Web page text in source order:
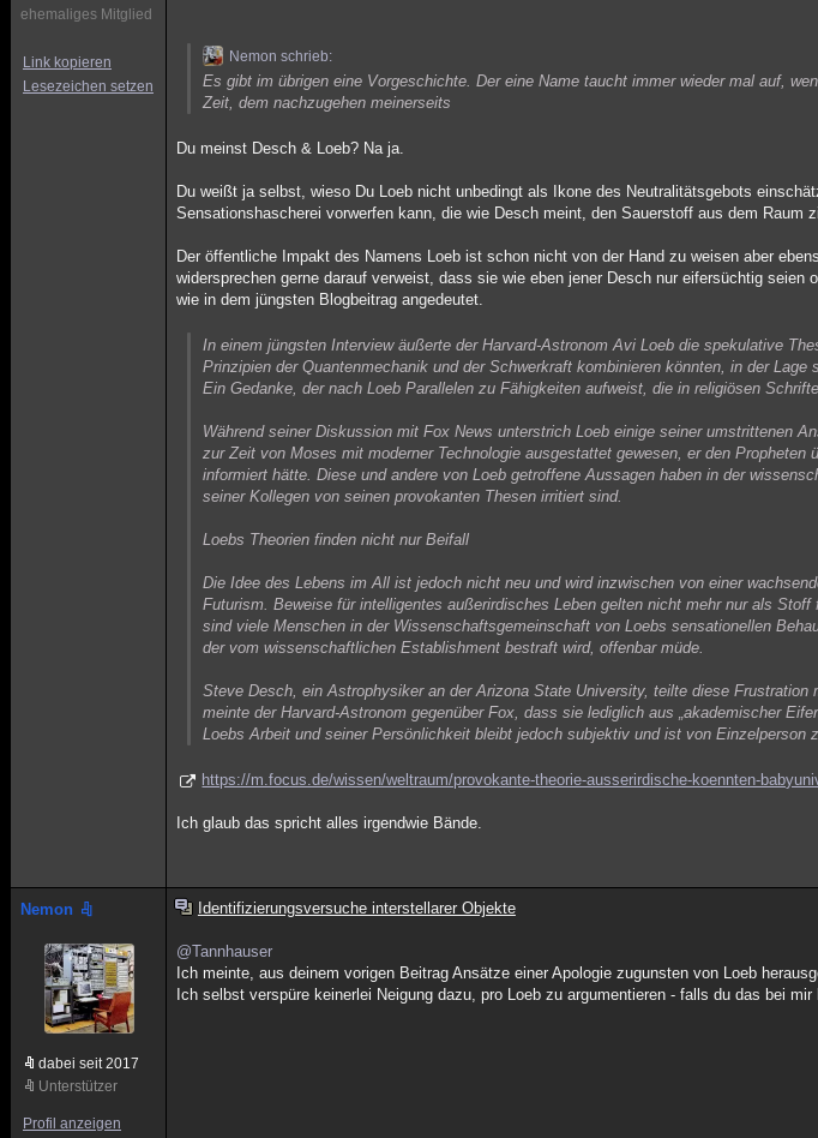
ehemaliges Mitglied
Link kopieren
Lesezeichen setzen
Nemon schrieb:
Es gibt im übrigen eine Vorgeschichte. Der eine Name taucht immer wieder mal auf,
Zeit, dem nachzugehen meinerseits
Du meinst Desch & Loeb? Na ja.
Du weißt ja selbst, wieso Du Loeb nicht unbedingt als Ikone des Neutralitätsgebots
Sensationshascherei vorwerfen kann, die wie Desch meint, den Sauerstoff aus dem Raum
Der öffentliche Impakt des Namens Loeb ist schon nicht von der Hand zu weisen aber
widersprechen gerne darauf verweist, dass sie wie eben jener Desch nur eifersüchtig
wie in dem jüngsten Blogbeitrag angedeutet.
In einem jüngsten Interview äußerte der Harvard-Astronom Avi Loeb die spekulative
Prinzipien der Quantenmechanik und der Schwerkraft kombinieren könnten, in der Lage
Ein Gedanke, der nach Loeb Parallelen zu Fähigkeiten aufweist, die in religiösen
Während seiner Diskussion mit Fox News unterstrich Loeb einige seiner umstrittenen
zur Zeit von Moses mit moderner Technologie ausgestattet gewesen, er den Propheten
informiert hätte. Diese und andere von Loeb getroffene Aussagen haben in der
seiner Kollegen von seinen provokanten Thesen irritiert sind.
Loebs Theorien finden nicht nur Beifall
Die Idee des Lebens im All ist jedoch nicht neu und wird inzwischen von einer
Futurism. Beweise für intelligentes außerirdisches Leben gelten nicht mehr nur als
sind viele Menschen in der Wissenschaftsgemeinschaft von Loebs sensationellen
der vom wissenschaftlichen Establishment bestraft wird, offenbar müde.
Steve Desch, ein Astrophysiker an der Arizona State University, teilte diese
meinte der Harvard-Astronom gegenüber Fox, dass sie lediglich aus „akademischer
Loebs Arbeit und seiner Persönlichkeit bleibt jedoch subjektiv und ist von Einzelperson
https://m.focus.de/wissen/weltraum/provokante-theorie-ausserirdische-koennten-
Ich glaub das spricht alles irgendwie Bände.
Nemon
dabei seit 2017
Unterstützer
Profil anzeigen
Identifizierungsversuche interstellarer Objekte
@Tannhauser
Ich meinte, aus deinem vorigen Beitrag Ansätze einer Apologie zugunsten von Loeb
Ich selbst verspüre keinerlei Neigung dazu, pro Loeb zu argumentieren - falls du das bei